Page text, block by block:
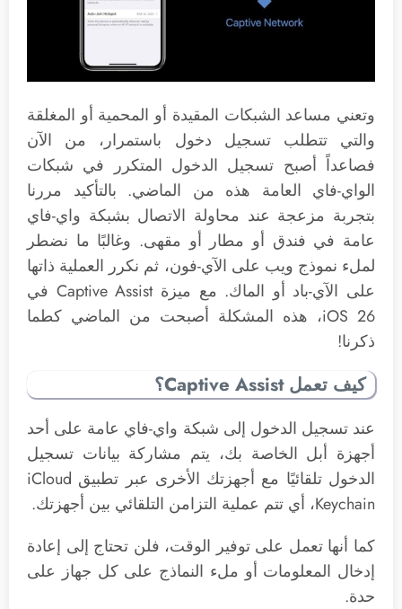
وتعني مساعد الشبكات المقيدة أو المحمية أو المغلقة
والتي تتطلب تسجيل دخول باستمرار، من الآن
فصاعداً أصبح تسجيل الدخول المتكرر في شبكات
الواي-فاي العامة هذه من الماضي. بالتأكيد مررنا
بتجربة مزعجة عند محاولة الاتصال بشبكة واي-فاي
عامة في فندق أو مطار أو مقهى. وغالبًا ما نضطر
لملء نموذج ويب على الآي-فون، ثم نكرر العملية ذاتها
على الآي-باد أو الماك. مع ميزة Captive Assist في
iOS 26، هذه المشكلة أصبحت من الماضي كطما
ذكرنا!
كيف تعمل Captive Assist؟
عند تسجيل الدخول إلى شبكة واي-فاي عامة على أحد
أجهزة أبل الخاصة بك، يتم مشاركة بيانات تسجيل
الدخول تلقائيًا مع أجهزتك الأخرى عبر تطبيق iCloud
Keychain، أي تتم عملية التزامن التلقائي بين أجهزتك.
كما أنها تعمل على توفير الوقت، فلن تحتاج إلى إعادة
إدخال المعلومات أو ملء النماذج على كل جهاز على
حدة.